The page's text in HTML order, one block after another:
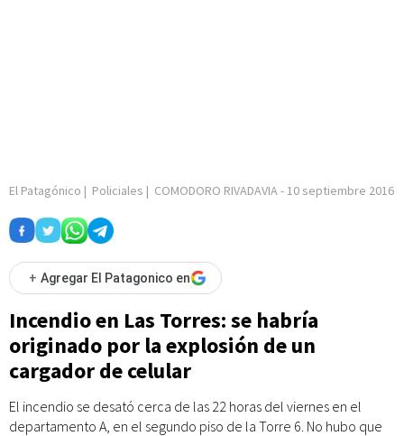
El Patagónico | Policiales | COMODORO RIVADAVIA- 10 septiembre 2016
+ Agregar El Patagonico en
Incendio en Las Torres: se habría
originado por la explosión de un
cargador de celular
El incendio se desató cerca de las 22 horas del viernes en el
departamento A, en el segundo piso de la Torre 6. No hubo que